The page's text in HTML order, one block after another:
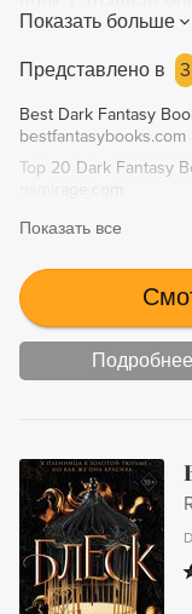
Интриги в армии,
оказывается
Девятого взвода.
Даруджистан
племенем тисте
Городах.
среди великих
всё это - только
этот и иные миры.
выходит в новом,
переводе. При
редактор
Показать больше
Представлено в
3
bestfantasybooks.com
Top 20 Dark Fantasy
Показать все
Подробнее